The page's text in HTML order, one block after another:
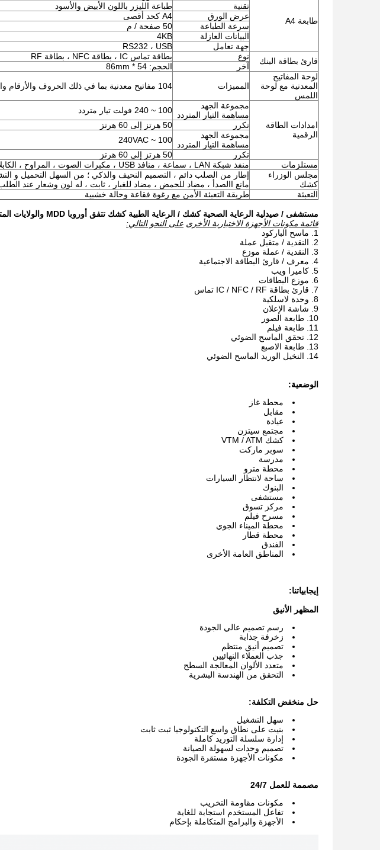
طابعة A4
تقنية
طباعة الليزر باللون الأبيض والأسود
عرض الورق
A4 كحد أقصى
سرعة الطباعة
50 صفحة / م
البيانات العازلة
4KB
جهة تعامل
RS232 ، USB
قارئ بطاقة البنك
نوع
بطاقة تماس IC ، بطاقة NFC ، بطاقة RF
آخر
الحجم: 54 * 86mm
لوحة المفاتيح
المعدنية مع لوحة
اللمس
المميزات 104 مفاتيح معدنية بما في ذلك الحروف والأرقام والعلامات ومقاوم للماء
امدادات الطاقة
الرقمية
مجموعة الجهد
مساهمة التيار المتردد
100 ~ 240 فولت تيار متردد
تكرر
50 هرتز إلى 60 هرتز
مجموعة الجهد
مساهمة التيار المتردد
100 ~ 240VAC
تكرر
50 هرتز إلى 60 هرتز
مستلزمات
منفذ شبكة LAN ، سماعة ، منافذ USB ، مكبرات الصوت ، المراوح ، الكابلات ، البراغي ، إلخ.
مجلس الوزراء
كشك
إطار من الصلب دائم ، التصميم النحيف والذكي ؛ من السهل التحميل و
مانع االصدأ ، مضاد للحمض ، مضاد للغبار ، ثابت ، له لون وشعار عند
التعبئة
طريقة التعبئة الأمن مع رغوة فقاعة وحالة خشبية
مستشفى / صيدلية الرعاية الصحية كشك / الرعاية الطبية كشك تتفق أوروبا MDD والولايات المتحدة الأمريكية FDCA قياسي
قائمة مكونات الأجهزة الاختيارية الأخرى على النحو التالي:
ماسح الباركود
النقدية / متقبل عملة
النقدية / عملة موزع
معرف / قارئ البطاقة الاجتماعية
كاميرا ويب
موزع البطاقات
قارئ بطاقة IC / NFC / RF تماس
وحدة لاسلكية
شاشة الإعلان
طابعة الصور
طابعة فيلم
تحقق الماسح الضوئي
طابعة الاصبع
النخيل الوريد الماسح الضوئي
الوضعية:
محطة غاز
مقابل
عيادة
مجتمع سيتزن
كشك VTM / ATM
سوبر ماركت
مدرسة
محطة مترو
ساحة لانتظار السيارات
البنوك
مستشفى
مركز تسوق
مسرح فيلم
محطة الميناء الجوي
محطة قطار
الفندق
المناطق العامة الأخرى
إيجابياتنا:
المظهر الأنيق
رسم تصميم عالي الجودة
زخرفة جذابة
تصميم أنيق منتظم
جذب العملاء النهائيين
متعدد الألوان المعالجة السطح
التحقق من الهندسة البشرية
حل منخفض التكلفة:
سهل التشغيل
بنيت على نطاق واسع التكنولوجيا ثبت ثابت
إدارة سلسلة التوريد كاملة
تصميم وحدات لسهولة الصيانة
مكونات الأجهزة مستقرة الجودة
مصممة للعمل 24/7
مكونات مقاومة التخريب
تفاعل المستخدم استجابة للغاية
الأجهزة والبرامج المتكاملة بإحكام